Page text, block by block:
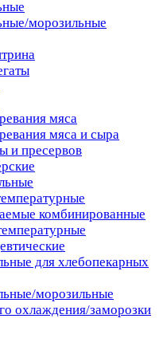
морозильные
мяса
мяса и сыра
и пресервов
комбинированные
для хлебопекарных
морозильные
охлаждения/заморозки